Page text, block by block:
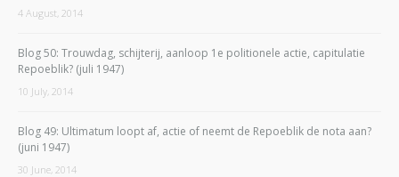
4 August, 2014
Blog 50: Trouwdag, schijterij, aanloop 1e politionele actie, capitulatie
Repoeblik? (juli 1947)
10 July, 2014
Blog 49: Ultimatum loopt af, actie of neemt de Repoeblik de nota aan?
(juni 1947)
30 June, 2014